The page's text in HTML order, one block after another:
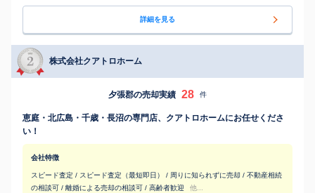
詳細を見る
株式会社クアトロホーム
夕張郡の売却実績 28 件
恵庭・北広島・千歳・長沼の専門店、クアトロホームにお任せくださ
い！
会社特徴
スピード査定 / スピード査定（最短即日） / 周りに知られずに売却 / 不動産相続
の相談可 / 離婚による売却の相談可 / 高齢者歓迎
他...